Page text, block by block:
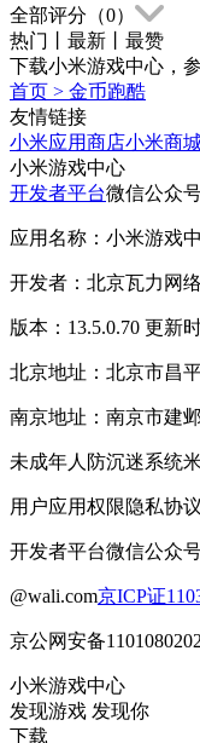
全部评分（0）
热门
最新
最赞
下载小米游戏中心，
首页 > 金币跑酷
友情链接
小米应用商店小米商
小米游戏中心
开发者平台微信公众
应用名称：小米游戏
开发者：北京瓦力网
版本：13.5.0.70 更新
北京地址：北京市昌
南京地址：南京市建
未成年人防沉迷系统
用户应用权限隐私协议
开发者平台微信公众
@wali.com京ICP证
京公网安备
小米游戏中心
发现游戏 发现你
下载